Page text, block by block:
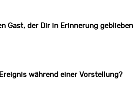
Gast, der Dir in Erinnerung geblieben
während einer Vorstellung?